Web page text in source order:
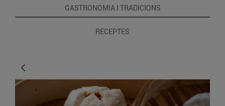
GASTRONOMIA I TRADICIONS
RECEPTES